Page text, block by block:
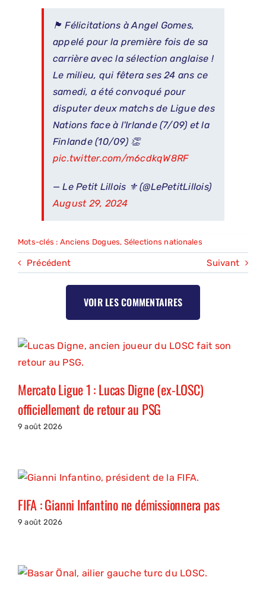
🏴󠁧󠁢󠁥󠁮󠁧󠁿 Félicitations à Angel Gomes,
appelé pour la première fois de sa
carrière avec la sélection anglaise !
Le milieu, qui fêtera ses 24 ans ce
samedi, a été convoqué pour
disputer deux matchs de Ligue des
Nations face à l'Irlande (7/09) et la
Finlande (10/09) 👏
pic.twitter.com/m6cdkqW8RF
— Le Petit Lillois ⚜️ (@LePetitLillois)
August 29, 2024
Mots-clés : Anciens Dogues, Sélections nationales
Précédent Suivant
VOIR LES COMMENTAIRES
Mercato Ligue 1 : Lucas Digne (ex-LOSC)
officiellement de retour au PSG
9 août 2026
FIFA : Gianni Infantino ne démissionnera pas
9 août 2026